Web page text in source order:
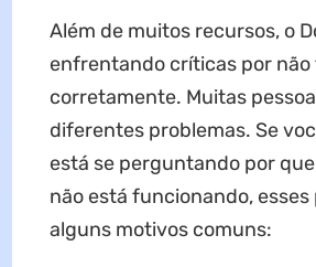
Além de muitos recursos, o
enfrentando críticas por
corretamente. Muitas
diferentes problemas. Se
está se perguntando por
não está funcionando, esses
alguns motivos comuns: